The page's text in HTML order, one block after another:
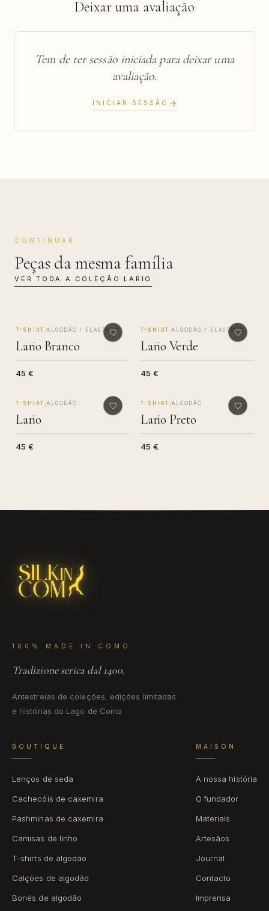
Deixar uma avaliação
Tem de ter sessão iniciada para deixar uma
avaliação.
INICIAR SESSÃO
CONTINUAR
Peças da mesma família
VER TODA A COLEÇÃO LARIO
MADE IN COMO
T-SHIRT /ALGODÃO / ELASTANO
Lario Branco
45 €
MADE IN COMO
T-SHIRT /ALGODÃO / ELASTANO
Lario Verde
45 €
MADE IN COMO
T-SHIRT /ALGODÃO
Lario
45 €
MADE IN COMO
T-SHIRT /ALGODÃO
Lario Preto
45 €
100% MADE IN COMO
Tradizione serica dal 1400.
Antestreias de coleções, edições limitadas
e histórias do Lago de Como.
BOUTIQUE
Lenços de seda
Cachecóis de caxemira
Pashminas de caxemira
Camisas de linho
T-shirts de algodão
Calções de algodão
Bonés de algodão
MAISON
A nossa história
O fundador
Materiais
Artesãos
Journal
Contacto
Imprensa